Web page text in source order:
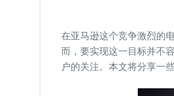
在亚马逊这个竞争激烈的
而，要实现这一目标并不
户的关注。本文将分享一